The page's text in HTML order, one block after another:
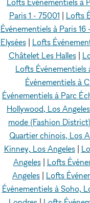
Lofts Événementiels à
Paris 1 - 75001
Lofts
Événementiels à Paris 16
Elysées| Lofts
Châtelet Les Halles|
Lofts Événementiels
Événementiels à
Événementiels à Parc
Hollywood, Los Angeles
mode (Fashion
Quartier chinois, Los
Kinney, Los Angeles|
Angeles| Lofts
Angeles
Lofts
Événementiels à Soho,